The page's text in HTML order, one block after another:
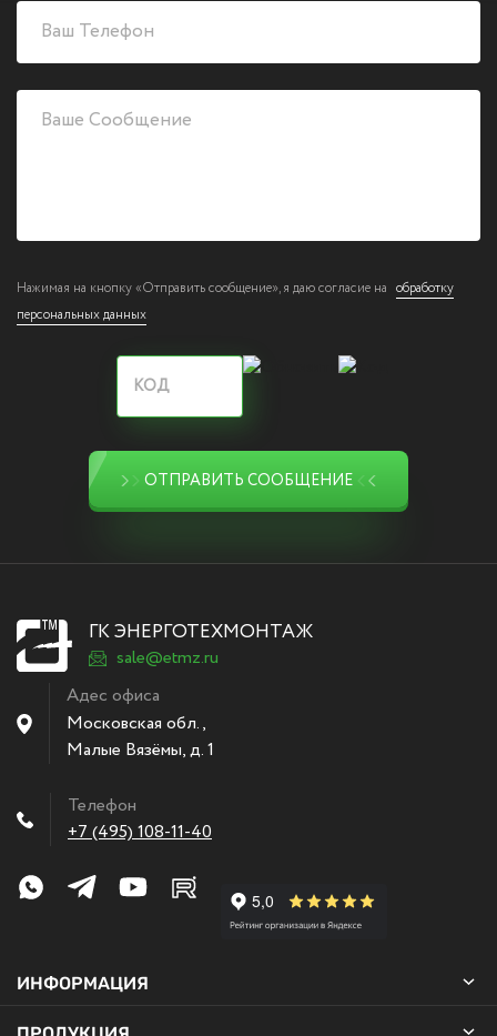
Нажимая на кнопку «Отправить сообщение», я даю согласие на обработку
персональных данных
ОТПРАВИТЬ СООБЩЕНИЕ
ГК ЭНЕРГОТЕХМОНТАЖ
sale@etmz.ru
Адес офиса
Московская обл.,
Малые Вязёмы,д. 1
Телефон
+7 (495) 108-11-40
ИНФОРМАЦИЯ